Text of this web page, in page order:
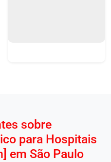
sobre
para Hospitais
em São Paulo